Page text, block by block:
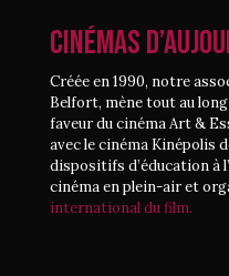
CINÉMAS
Créée en 1990, notre
Belfort, mène tout au
faveur du cinéma Art &
avec le cinéma Kinépolis
dispositifs d’éducation à
cinéma en plein-air et
international du film.